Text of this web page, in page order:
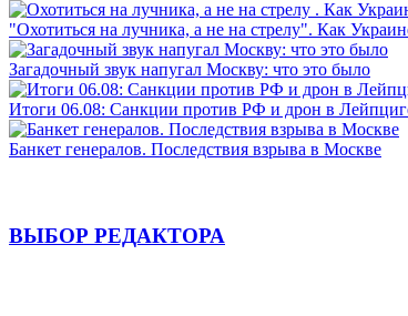
"Охотиться на лучника, а не на стрелу". Как
Загадочный звук напугал Москву: что это было
Итоги 06.08: Санкции против РФ и дрон в
Банкет генералов. Последствия взрыва в Москве
ВЫБОР РЕДАКТОРА